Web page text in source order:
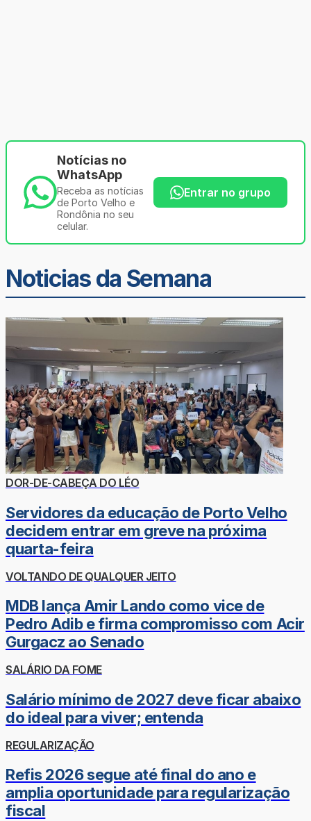
Notícias no
WhatsApp
Receba as notícias
de Porto Velho e
Rondônia no seu
celular.
Entrar no grupo
Noticias da Semana
DOR-DE-CABEÇA DO LÉO
Servidores da educação de Porto Velho
decidem entrar em greve na próxima
quarta-feira
VOLTANDO DE QUALQUER JEITO
MDB lança Amir Lando como vice de
Pedro Adib e firma compromisso com Acir
Gurgacz ao Senado
SALÁRIO DA FOME
Salário mínimo de 2027 deve ficar abaixo
do ideal para viver; entenda
REGULARIZAÇÃO
Refis 2026 segue até final do ano e
amplia oportunidade para regularização
fiscal